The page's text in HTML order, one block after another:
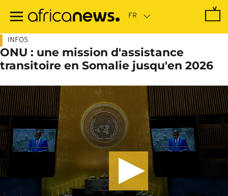
contenu
INFOS
ONU : une mission d'assistance
transitoire en Somalie jusqu'en 2026